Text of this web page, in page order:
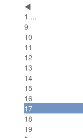
◀
1 ...
9
10
11
12
13
14
15
16
17
18
19